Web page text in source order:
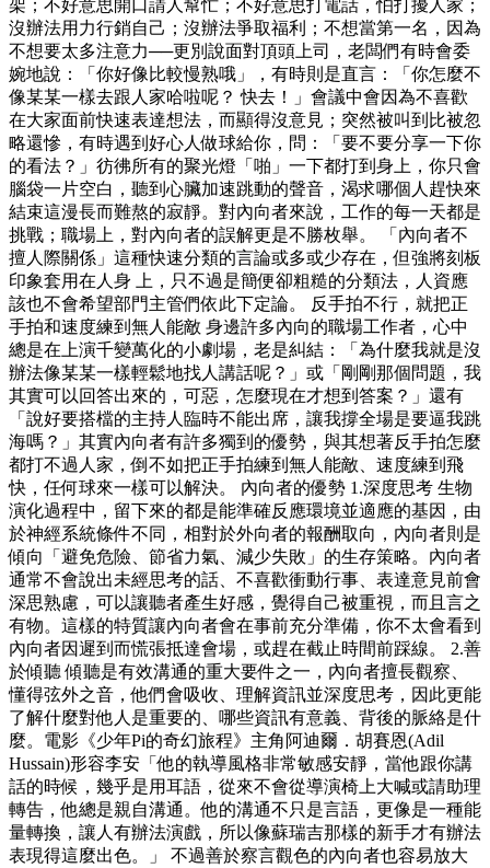
架；不好意思開口請人幫忙；不好意思打電話，怕打擾人家；
沒辦法用力行銷自己；沒辦法爭取福利；不想當第一名，因為
不想要太多注意力──更別說面對頂頭上司，老闆們有時會委
婉地說：「你好像比較慢熟哦」，有時則是直言：「你怎麼不
像某某一樣去跟人家哈啦呢？ 快去！」會議中會因為不喜歡
在大家面前快速表達想法，而顯得沒意見；突然被叫到比被忽
略還慘，有時遇到好心人做球給你，問：「要不要分享一下你
的看法？」彷彿所有的聚光燈「啪」一下都打到身上，你只會
腦袋一片空白，聽到心臟加速跳動的聲音，渴求哪個人趕快來
結束這漫長而難熬的寂靜。對內向者來說，工作的每一天都是
挑戰；職場上，對內向者的誤解更是不勝枚舉。 「內向者不
擅人際關係」這種快速分類的言論或多或少存在，但強將刻板
印象套用在人身 上，只不過是簡便卻粗糙的分類法，人資應
該也不會希望部門主管們依此下定論。 反手拍不行，就把正
手拍和速度練到無人能敵 身邊許多內向的職場工作者，心中
總是在上演千變萬化的小劇場，老是糾結：「為什麼我就是沒
辦法像某某一樣輕鬆地找人講話呢？」或「剛剛那個問題，我
其實可以回答出來的，可惡，怎麼現在才想到答案？」還有
「說好要搭檔的主持人臨時不能出席，讓我撐全場是要逼我跳
海嗎？」其實內向者有許多獨到的優勢，與其想著反手拍怎麼
都打不過人家，倒不如把正手拍練到無人能敵、速度練到飛
快，任何球來一樣可以解決。 內向者的優勢 1.深度思考 生物
演化過程中，留下來的都是能準確反應環境並適應的基因，由
於神經系統條件不同，相對於外向者的報酬取向，內向者則是
傾向「避免危險、節省力氣、減少失敗」的生存策略。內向者
通常不會說出未經思考的話、不喜歡衝動行事、表達意見前會
深思熟慮，可以讓聽者產生好感，覺得自己被重視，而且言之
有物。這樣的特質讓內向者會在事前充分準備，你不太會看到
內向者因遲到而慌張抵達會場，或趕在截止時間前踩線。 2.善
於傾聽 傾聽是有效溝通的重大要件之一，內向者擅長觀察、
懂得弦外之音，他們會吸收、理解資訊並深度思考，因此更能
了解什麼對他人是重要的、哪些資訊有意義、背後的脈絡是什
麼。電影《少年Pi的奇幻旅程》主角阿迪爾．胡賽恩(Adil
Hussain)形容李安「他的執導風格非常敏感安靜，當他跟你講
話的時候，幾乎是用耳語，從來不會從導演椅上大喊或請助理
轉告，他總是親自溝通。他的溝通不只是言語，更像是一種能
量轉換，讓人有辦法演戲，所以像蘇瑞吉那樣的新手才有辦法
表現得這麼出色。」 不過善於察言觀色的內向者也容易放大